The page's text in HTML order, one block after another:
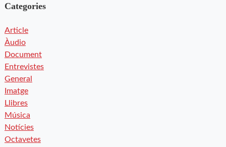
Categories
Article
Àudio
Document
Entrevistes
General
Imatge
Llibres
Música
Notícies
Octavetes